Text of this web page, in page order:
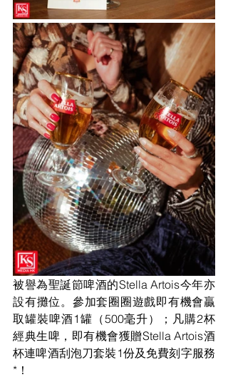
被譽為聖誕節啤酒的Stella Artois今年亦
設有攤位。參加套圈圈遊戲即有機會贏
取罐裝啤酒1罐（500毫升）；凡購2杯
經典生啤，即有機會獲贈Stella Artois酒
杯連啤酒刮泡刀套裝1份及免費刻字服務
*！